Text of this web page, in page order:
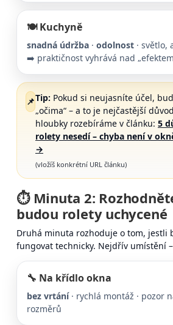
🍽️ Kuchyně
snadná údržba · odolnost · světlo,
➡️ praktičnost vyhrává nad
📌Tip: Pokud si neujasníte účel,
„očima“ – a to je nejčastější
hloubky rozebíráme v článku: 5
rolety nesedí – chyba není v
→
(vložíš konkrétní URL článku)
⏱️ Minuta 2:
budou rolety uchycené
Druhá minuta rozhoduje o tom, jestli
fungovat technicky. Nejdřív umístění
🔧 Na křídlo okna
bez vrtání· rychlá montáž · pozor
rozměrů